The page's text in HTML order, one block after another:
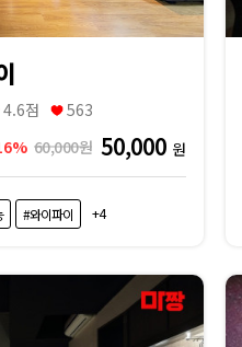
4.6점
563
60,000원 50,000 원
#와이파이 +4